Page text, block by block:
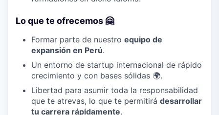
Lo que te ofrecemos 🤗
Formar parte de nuestro equipo de
expansión en Perú.
Un entorno de startup internacional de rápido
crecimiento y con bases sólidas 🌍.
Libertad para asumir toda la responsabilidad
que te atrevas, lo que te permitirá desarrollar
tu carrera rápidamente.